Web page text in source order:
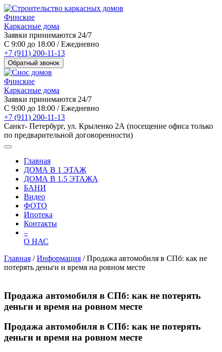
Финские
Каркасные дома
Заявки принимаются 24/7
С 9:00 до 18:00 / Ежедневно
+7 (911) 200-11-13
Обратный звонок
Финские
Каркасные дома
Заявки принимаются 24/7
С 9:00 до 18:00 / Ежедневно
+7 (911) 200-11-13
Санкт- Петербург, ул. Крыленко 2А (посещение офиса только
по предварительной договоренности)
Главная
ДОМА В 1 ЭТАЖ
ДОМА В 1.5 ЭТАЖА
БАНИ
Видео
ФОТО
Ипотека
Контакты
–
О НАС
Главная / Информация /Продажа автомобиля в СПб: как не
потерять деньги и время на ровном месте
Продажа автомобиля в СПб: как не потерять
деньги и время на ровном месте
Продажа автомобиля в СПб: как не потерять
деньги и время на ровном месте